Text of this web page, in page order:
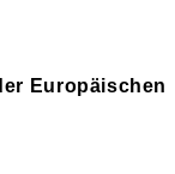
Europäischen